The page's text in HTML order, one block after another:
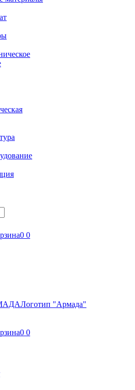
0 0
Логотип "Армада"
0 0